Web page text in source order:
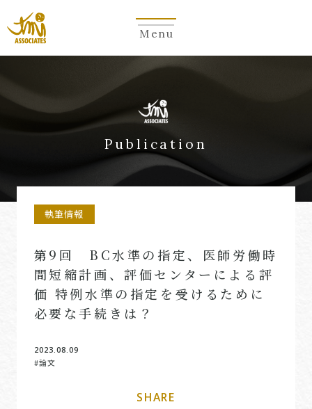
Menu
Publication
執筆情報
第9回 BC水準の指定、医師労働時
間短縮計画、評価センターによる評
価 特例水準の指定を受けるために
必要な手続きは？
2023.08.09
#論文
SHARE